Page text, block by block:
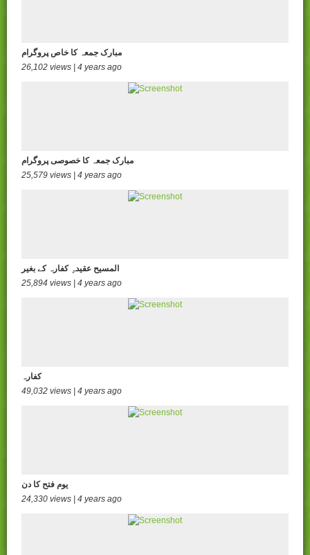
مبارک جمعہ کا خاص پروگرام
26,102 views | 4 years ago
مبارک جمعہ کا خصوصی پروگرام
25,579 views | 4 years ago
المسیح عقیدہِ کفارہ کے بغیر
25,894 views | 4 years ago
کفارہ
49,032 views | 4 years ago
یوم فتح کا دن
24,330 views | 4 years ago